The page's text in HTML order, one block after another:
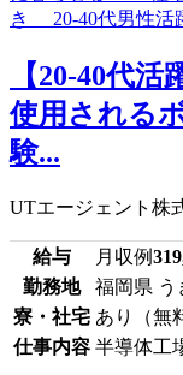
【20-40代
使用される
験...
UTエージェント株
給与 月収例
勤務地
福岡県 う
寮・社宅 あり（無
仕事内容 半導体工